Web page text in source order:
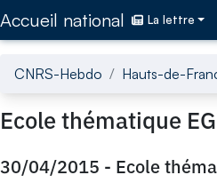
Accueil national La lettre
CNRS-Hebdo Hauts-de-
Ecole thématique
30/04/2015 - Ecole